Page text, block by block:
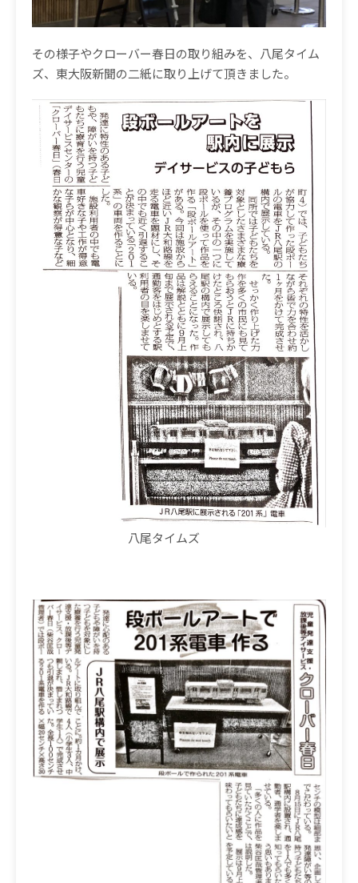
その様子やクローバー春日の取り組みを、八尾タイム
ズ、東大阪新聞の二紙に取り上げて頂きました。
八尾タイムズ